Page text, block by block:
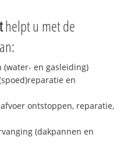
helpt u met de
(water- en gasleiding)
en
ontstoppen, reparatie,
(dakpannen en